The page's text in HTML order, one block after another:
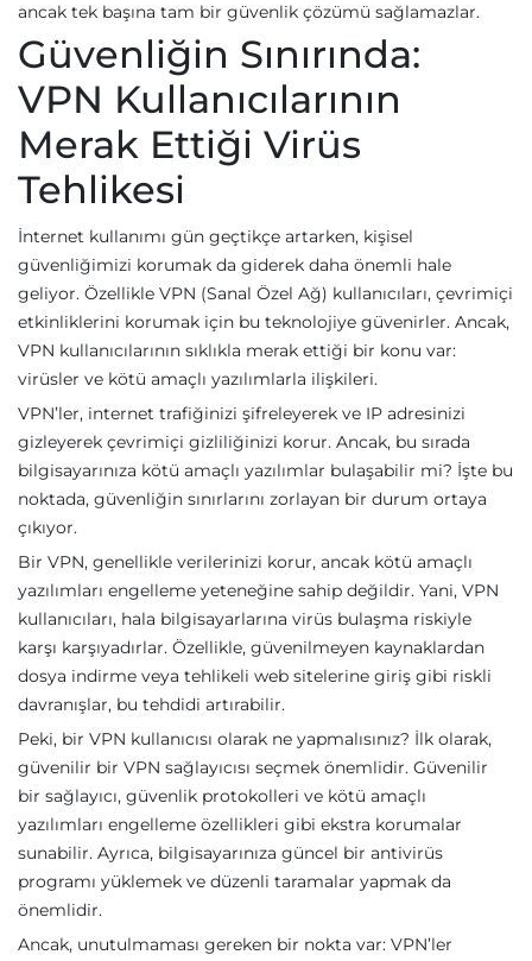
ancak tek başına tam bir güvenlik çözümü sağlamazlar.
Güvenliğin Sınırında:
VPN Kullanıcılarının
Merak Ettiği Virüs
Tehlikesi
İnternet kullanımı gün geçtikçe artarken, kişisel
güvenliğimizi korumak da giderek daha önemli hale
geliyor. Özellikle VPN (Sanal Özel Ağ) kullanıcıları, çevrimiçi
etkinliklerini korumak için bu teknolojiye güvenirler. Ancak,
VPN kullanıcılarının sıklıkla merak ettiği bir konu var:
virüsler ve kötü amaçlı yazılımlarla ilişkileri.
VPN’ler, internet trafiğinizi şifreleyerek ve IP adresinizi
gizleyerek çevrimiçi gizliliğinizi korur. Ancak, bu sırada
bilgisayarınıza kötü amaçlı yazılımlar bulaşabilir mi? İşte bu
noktada, güvenliğin sınırlarını zorlayan bir durum ortaya
çıkıyor.
Bir VPN, genellikle verilerinizi korur, ancak kötü amaçlı
yazılımları engelleme yeteneğine sahip değildir. Yani, VPN
kullanıcıları, hala bilgisayarlarına virüs bulaşma riskiyle
karşı karşıyadırlar. Özellikle, güvenilmeyen kaynaklardan
dosya indirme veya tehlikeli web sitelerine giriş gibi riskli
davranışlar, bu tehdidi artırabilir.
Peki, bir VPN kullanıcısı olarak ne yapmalısınız? İlk olarak,
güvenilir bir VPN sağlayıcısı seçmek önemlidir. Güvenilir
bir sağlayıcı, güvenlik protokolleri ve kötü amaçlı
yazılımları engelleme özellikleri gibi ekstra korumalar
sunabilir. Ayrıca, bilgisayarınıza güncel bir antivirüs
programı yüklemek ve düzenli taramalar yapmak da
önemlidir.
Ancak, unutulmaması gereken bir nokta var: VPN’ler